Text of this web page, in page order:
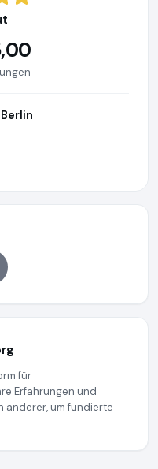
für
Erfahrungen und
anderer, um fundierte